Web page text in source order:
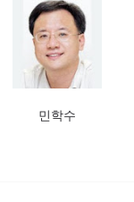
민학수